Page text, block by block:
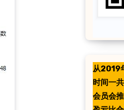
从2019
时间一
会员会